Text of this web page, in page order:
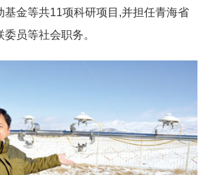
基金等共11项科研项目,并担任青海省
委员等社会职务。